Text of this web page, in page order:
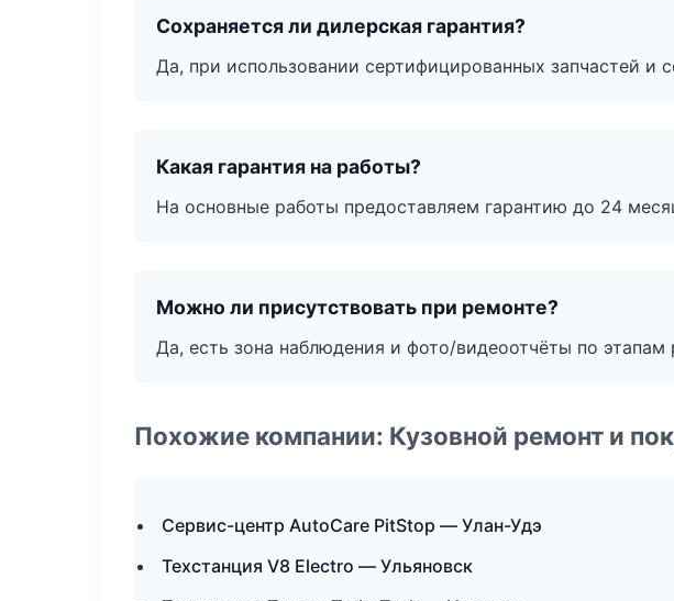
Сохраняется ли дилерская гарантия?
Да, при использовании сертифицированных запчастей и
Какая гарантия на работы?
На основные работы предоставляем гарантию до 24
Можно ли присутствовать при ремонте?
Да, есть зона наблюдения и фото/видеоотчёты по этапам
Похожие компании: Кузовной ремонт и
Сервис-центр AutoCare PitStop — Улан-Удэ
Техстанция V8 Electro — Ульяновск